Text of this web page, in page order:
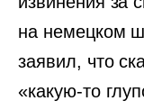
на немецком
заявил, что
«какую-то